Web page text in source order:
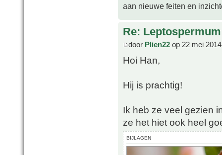
aan nieuwe feiten en
Re:
door Plien22 op 22 mei
Hoi Han,
Hij is prachtig!
Ik heb ze veel gezien
ze het hiet ook heel
BIJLAGEN